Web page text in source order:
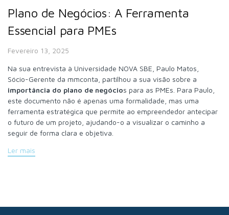
Plano de Negócios: A Ferramenta
Essencial para PMEs
Fevereiro 13, 2025
Na sua entrevista à Universidade NOVA SBE, Paulo Matos,
Sócio-Gerente da mmconta, partilhou a sua visão sobre a
importância do plano de negócios para as PMEs. Para Paulo,
este documento não é apenas uma formalidade, mas uma
ferramenta estratégica que permite ao empreendedor antecipar
o futuro de um projeto, ajudando-o a visualizar o caminho a
seguir de forma clara e objetiva.
Ler mais